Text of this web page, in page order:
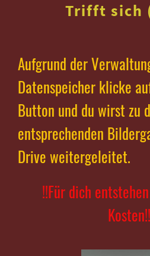
Trifft sich
Aufgrund der
Datenspeicher klicke
Button und du wirst zu
entsprechenden
Drive weitergeleitet.
!!Für dich
Kosten!!